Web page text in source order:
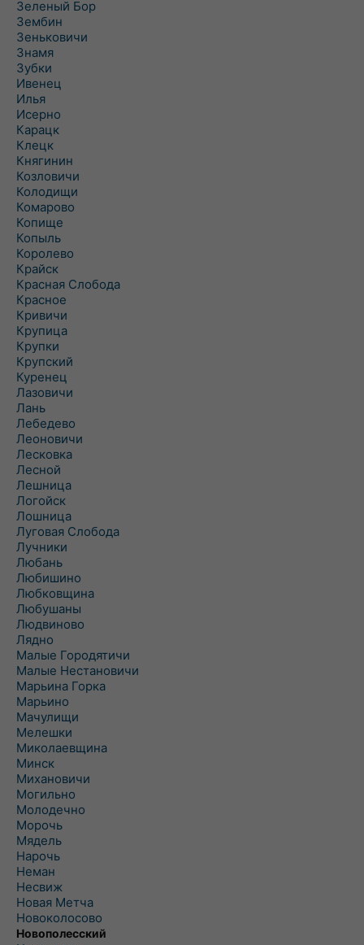
Зеленый Бор
Зембин
Зеньковичи
Знамя
Зубки
Ивенец
Илья
Исерно
Карацк
Клецк
Княгинин
Козловичи
Колодищи
Комарово
Копище
Копыль
Королево
Крайск
Красная Слобода
Красное
Кривичи
Крупица
Крупки
Крупский
Куренец
Лазовичи
Лань
Лебедево
Леоновичи
Лесковка
Лесной
Лешница
Логойск
Лошница
Луговая Слобода
Лучники
Любань
Любишино
Любковщина
Любушаны
Людвиново
Лядно
Малые Городятичи
Малые Нестановичи
Марьина Горка
Марьино
Мачулищи
Мелешки
Миколаевщина
Минск
Михановичи
Могильно
Молодечно
Морочь
Мядель
Нарочь
Неман
Несвиж
Новая Метча
Новоколосово
Новополесский